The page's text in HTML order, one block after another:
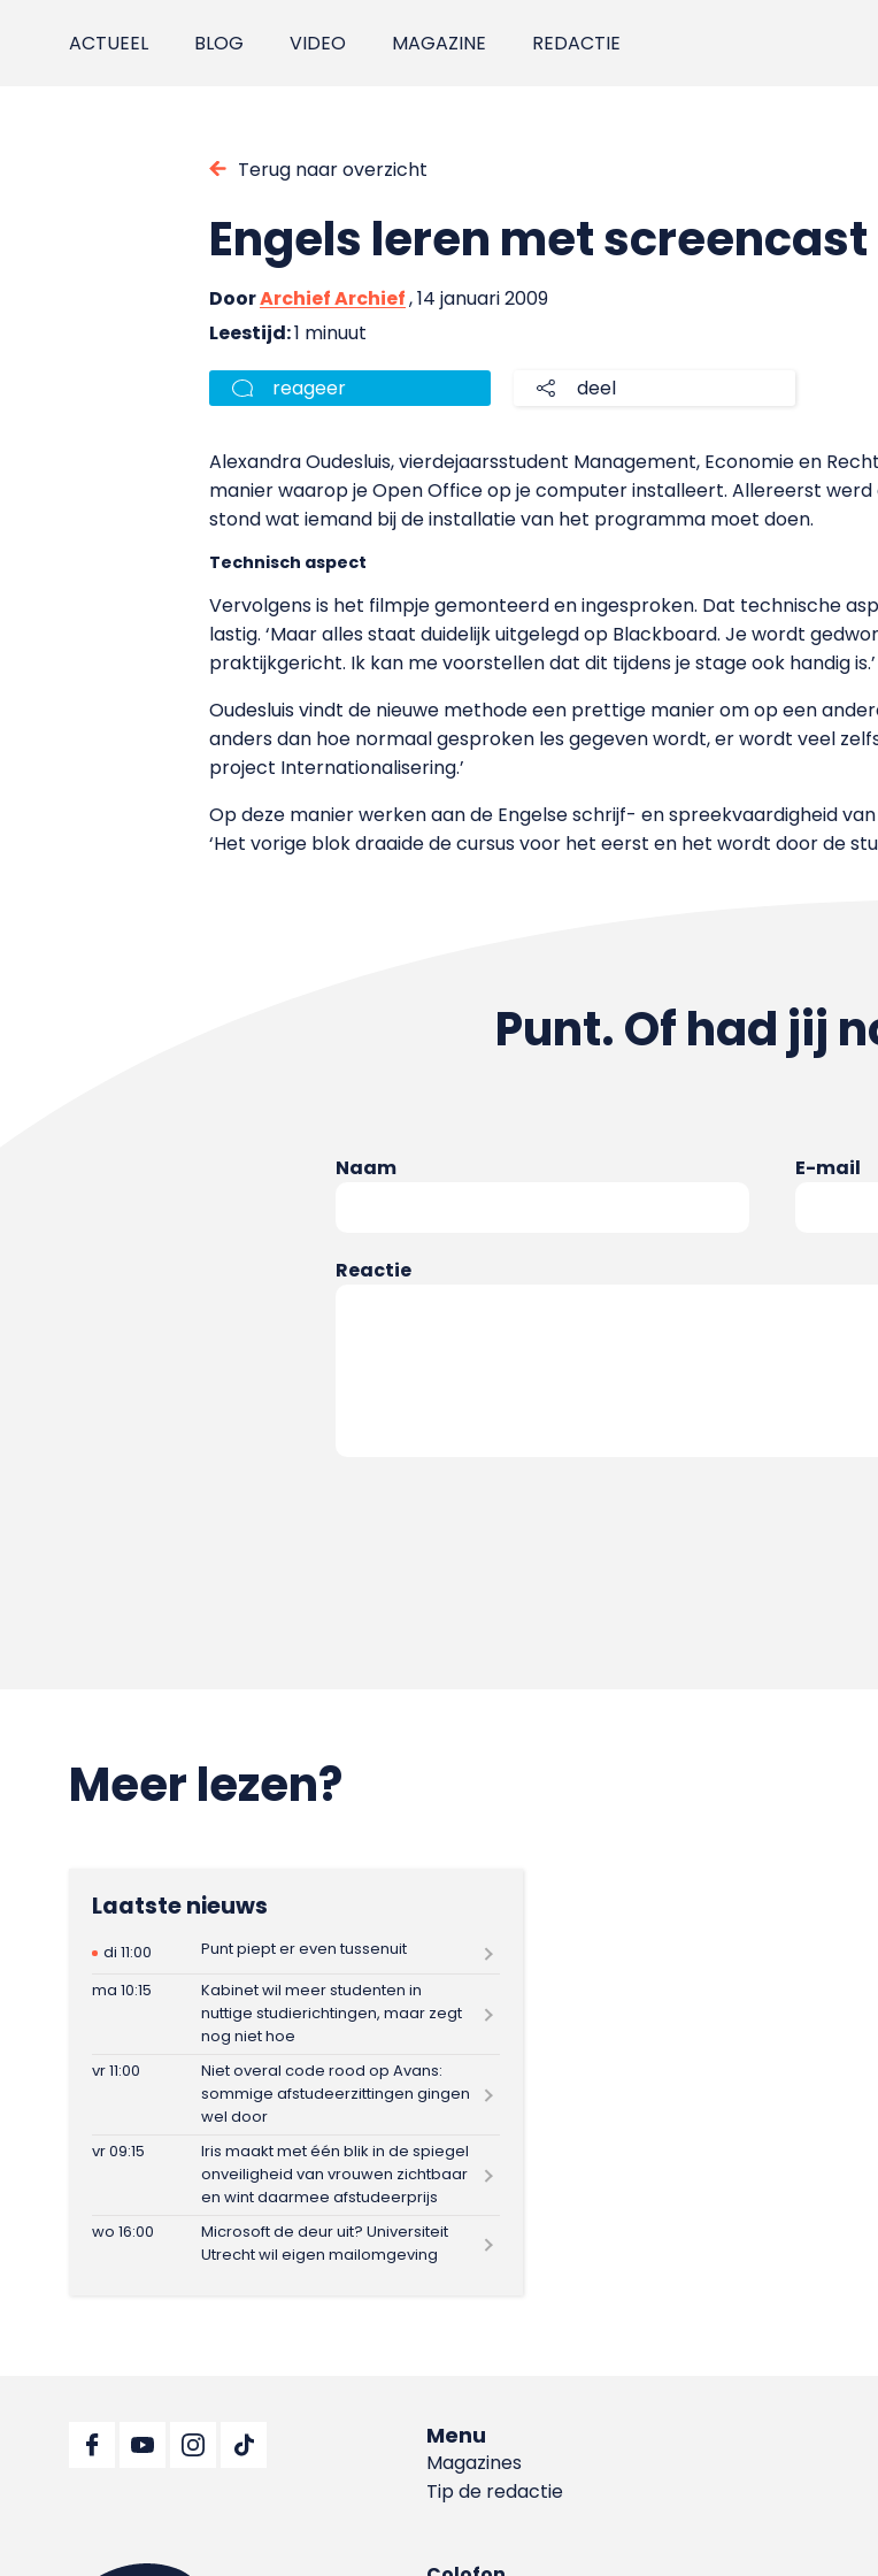
ACTUEEL BLOG VIDEO MAGAZINE REDACTIE
Terug naar overzicht
Engels leren met screencast
DoorArchief Archief, 14 januari 2009
Leestijd:1 minuut
reageer deel
Alexandra Oudesluis, vierdejaarsstudent Management, Economie en
manier waarop je Open Office op je computer installeert. Allereerst
stond wat iemand bij de installatie van het programma moet doen.
Technisch aspect
Vervolgens is het filmpje gemonteerd en ingesproken. Dat technische
lastig. ‘Maar alles staat duidelijk uitgelegd op Blackboard. Je wordt
praktijkgericht. Ik kan me voorstellen dat dit tijdens je stage ook handig is.’
Oudesluis vindt de nieuwe methode een prettige manier om op een
anders dan hoe normaal gesproken les gegeven wordt, er wordt veel
project Internationalisering.’
Op deze manier werken aan de Engelse schrijf- en spreekvaardigheid
‘Het vorige blok draaide de cursus voor het eerst en het wordt door de
Punt. Of had jij
Naam E-mail
Reactie
Meer lezen?
Laatste nieuws
di 11:00
Punt piept er even tussenuit
ma 10:15
Kabinet wil meer studenten in
nuttige studierichtingen, maar zegt
nog niet hoe
vr 11:00
Niet overal code rood op Avans:
sommige afstudeerzittingen gingen
wel door
vr 09:15
Iris maakt met één blik in de spiegel
onveiligheid van vrouwen zichtbaar
en wint daarmee afstudeerprijs
wo 16:00
Microsoft de deur uit? Universiteit
Utrecht wil eigen mailomgeving
Menu
Magazines
Tip de redactie